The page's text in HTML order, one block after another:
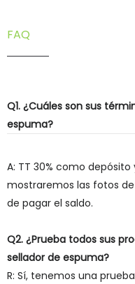
FAQ
Q1. ¿Cuáles son sus
espuma?
A: TT 30% como
mostraremos las fotos
de pagar el saldo.
Q2. ¿Prueba todos sus
sellador de espuma?
R: Sí, tenemos una